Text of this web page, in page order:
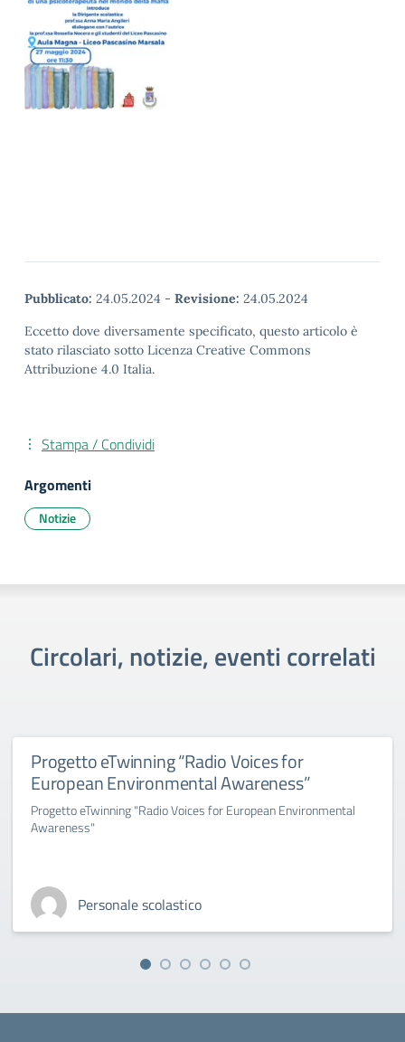
Pubblicato: 24.05.2024 - Revisione: 24.05.2024
Eccetto dove diversamente specificato, questo articolo è
stato rilasciato sotto Licenza Creative Commons
Attribuzione 4.0 Italia.
Stampa / Condividi
Argomenti
Notizie
Circolari, notizie, eventi correlati
Progetto eTwinning “Radio Voices for
European Environmental Awareness”
Progetto eTwinning "Radio Voices for European Environmental
Awareness"
Personale scolastico